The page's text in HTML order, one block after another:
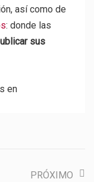
así como de
: donde las
sus
en
PRÓXIMO